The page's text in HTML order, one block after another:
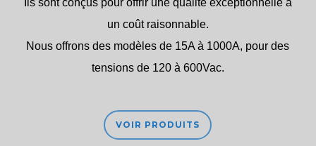
un coût raisonnable.
Nous offrons des modèles de 15A à 1000A, pour des
tensions de 120 à 600Vac.
VOIR PRODUITS